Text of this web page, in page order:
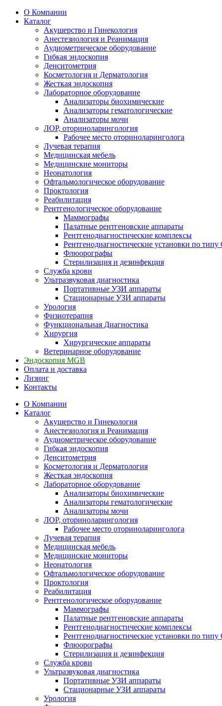
О Компании
Каталог
Акушерство и Гинекология
Анестезиология и Реанимация
Аудиометрическое оборудование
Гибкая эндоскопия
Денситометрия
Косметология и Дерматология
Жесткая эндоскопия
Лабораторное оборудование
Анализаторы биохимические
Анализаторы гематологические
Анализаторы мочи
ЛОР, оториноларингология
Рабочее место оториноларинголога
Лучевая терапия
Медицинская мебель
Медицинские мониторы
Неонатология
Офтальмологическое оборудование
Проктология
Реабилитация
Рентгенологическое оборудование
Маммографы
Палатные рентгеновские аппараты
Рентгенодиагностические комплексы
Рентгенодиагностические установки по типу
Флюорографы
Стерилизация и дезинфекция
Служба крови
Ультразвуковая диагностика
Портативные УЗИ аппараты
Стационарные УЗИ аппараты
Урология
Физиотерапия
Функциональная Диагностика
Хирургия
Хирургические аппараты
Ветеринарное оборудование
Эндоскопия MGB
Оплата и доставка
Лизинг
Контакты
О Компании
Каталог
Акушерство и Гинекология
Анестезиология и Реанимация
Аудиометрическое оборудование
Гибкая эндоскопия
Денситометрия
Косметология и Дерматология
Жесткая эндоскопия
Лабораторное оборудование
Анализаторы биохимические
Анализаторы гематологические
Анализаторы мочи
ЛОР, оториноларингология
Рабочее место оториноларинголога
Лучевая терапия
Медицинская мебель
Медицинские мониторы
Неонатология
Офтальмологическое оборудование
Проктология
Реабилитация
Рентгенологическое оборудование
Маммографы
Палатные рентгеновские аппараты
Рентгенодиагностические комплексы
Рентгенодиагностические установки по типу
Флюорографы
Стерилизация и дезинфекция
Служба крови
Ультразвуковая диагностика
Портативные УЗИ аппараты
Стационарные УЗИ аппараты
Урология